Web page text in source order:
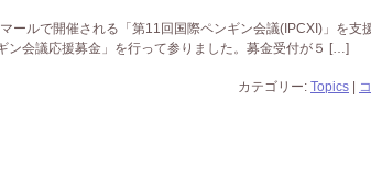
ールで開催される「第11回国際ペンギン会議(IPCXI)」を支
ン会議応援募金」を行って参りました。募金受付が５ […]
カテゴリー: Topics